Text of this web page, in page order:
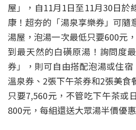
屋」，自11月1日至11月30日於
康！超夯的「湯泉享樂券」可隨
湯屋，泡湯一次最低只要600元
到最天然的白磺原湯！詢問度
券」，則可自由搭配泡湯或住
溫泉券、2張下午茶券和2張美食
只要7,560元，不管吃下午茶或
800元，每組還送大眾湯半價優惠